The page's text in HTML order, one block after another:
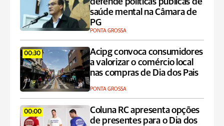
saúde mental na Câmara de
PG
PONTA GROSSA
00:30
Acipg convoca consumidores
a valorizar o comércio local
nas compras de Dia dos Pais
PONTA GROSSA
00:00
Coluna RC apresenta opções
de presentes para o Dia dos